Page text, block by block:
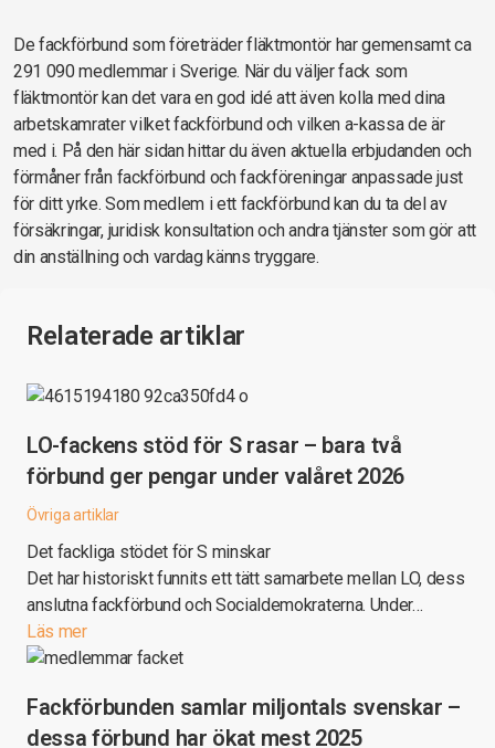
De fackförbund som företräder fläktmontör har gemensamt ca
291 090 medlemmar i Sverige. När du väljer fack som
fläktmontör kan det vara en god idé att även kolla med dina
arbetskamrater vilket fackförbund och vilken a-kassa de är
med i. På den här sidan hittar du även aktuella erbjudanden och
förmåner från fackförbund och fackföreningar anpassade just
för ditt yrke. Som medlem i ett fackförbund kan du ta del av
försäkringar, juridisk konsultation och andra tjänster som gör att
din anställning och vardag känns tryggare.
Relaterade artiklar
LO-fackens stöd för S rasar – bara två
förbund ger pengar under valåret 2026
Övriga artiklar
Det fackliga stödet för S minskar
Det har historiskt funnits ett tätt samarbete mellan LO, dess
anslutna fackförbund och Socialdemokraterna. Under…
Läs mer
Fackförbunden samlar miljontals svenskar –
dessa förbund har ökat mest 2025